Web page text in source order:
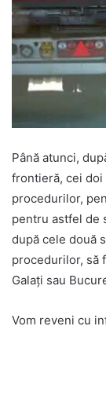
Până atunci,
frontieră, cei doi
procedurilor,
pentru astfel de
după cele două
procedurilor, să
Galaţi sau
Vom reveni cu